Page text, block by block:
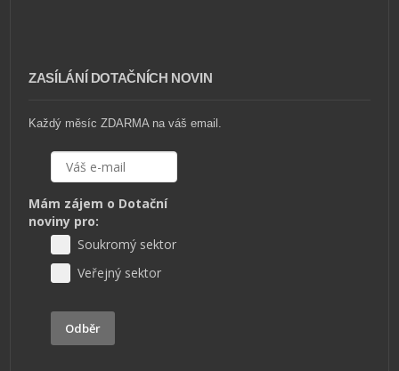
ZASÍLÁNÍ DOTAČNÍCH NOVIN
Každý měsíc ZDARMA na váš email.
Mám zájem o Dotační
noviny pro:
Soukromý sektor
Veřejný sektor
Odběr